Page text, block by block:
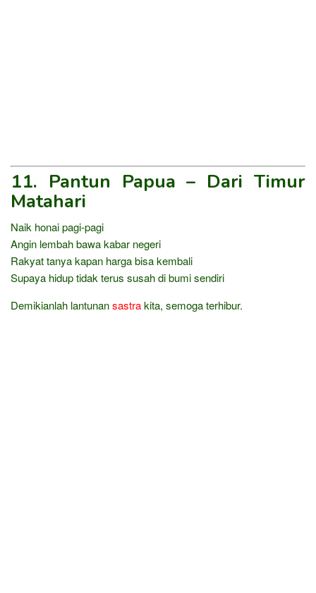
11. Pantun Papua – Dari Timur
Matahari
Naik honai pagi-pagi
Angin lembah bawa kabar negeri
Rakyat tanya kapan harga bisa kembali
Supaya hidup tidak terus susah di bumi sendiri
Demikianlah lantunansastrakita, semoga terhibur.